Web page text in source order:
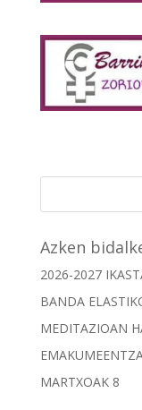
Azken
2026-2027
BANDA
MEDITAZIOAN
MARTXOAK 8